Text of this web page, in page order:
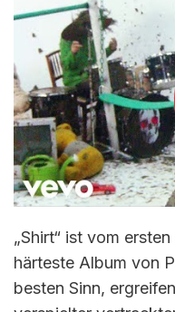
„Shirt“ ist vom
härteste Album von
besten Sinn,